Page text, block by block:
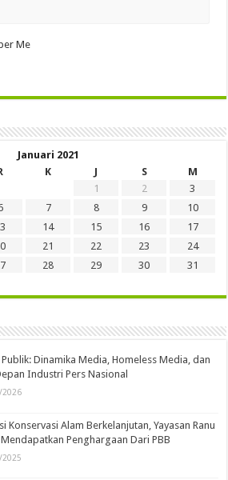
Me
Januari 2021
K J S
M
1
2
3
7 8 9
10
14 15 16
17
21 22 23
24
28 29 30
31
Dinamika Media, Homeless Media, dan
Industri Pers Nasional
2026
Konservasi Alam Berkelanjutan, Yayasan Ranu
Penghargaan Dari PBB
2025